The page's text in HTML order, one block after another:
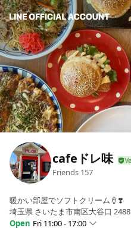
cafeドレ味
Friends 157
暖かい部屋でソフトクリーム🍦❣️
埼玉県 さいたま市南区大谷口 2488
Open Fri 11:00 - 17:00